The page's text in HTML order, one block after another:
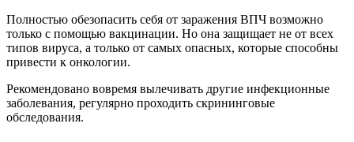
Полностью обезопасить себя от заражения ВПЧ возможно
только с помощью вакцинации. Но она защищает не от всех
типов вируса, а только от самых опасных, которые способны
привести к онкологии.
Рекомендовано вовремя вылечивать другие инфекционные
заболевания, регулярно проходить скрининговые
обследования.